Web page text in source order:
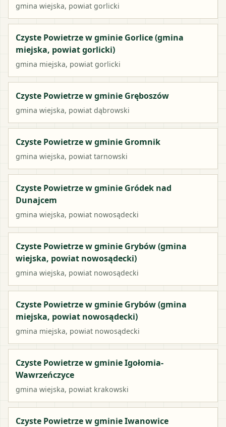
gmina wiejska, powiat gorlicki
Czyste Powietrze w gminie Gorlice (gmina
miejska, powiat gorlicki)
gmina miejska, powiat gorlicki
Czyste Powietrze w gminie Gręboszów
gmina wiejska, powiat dąbrowski
Czyste Powietrze w gminie Gromnik
gmina wiejska, powiat tarnowski
Czyste Powietrze w gminie Gródek nad
Dunajcem
gmina wiejska, powiat nowosądecki
Czyste Powietrze w gminie Grybów (gmina
wiejska, powiat nowosądecki)
gmina wiejska, powiat nowosądecki
Czyste Powietrze w gminie Grybów (gmina
miejska, powiat nowosądecki)
gmina miejska, powiat nowosądecki
Czyste Powietrze w gminie Igołomia-
Wawrzeńczyce
gmina wiejska, powiat krakowski
Czyste Powietrze w gminie Iwanowice